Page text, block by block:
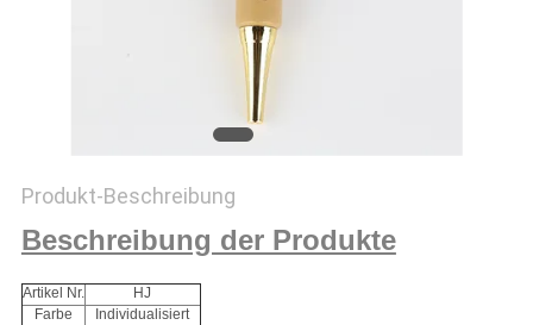
Produkt-Beschreibung
Beschreibung der Produkte
Artikel Nr.
HJ
Farbe
Individualisiert